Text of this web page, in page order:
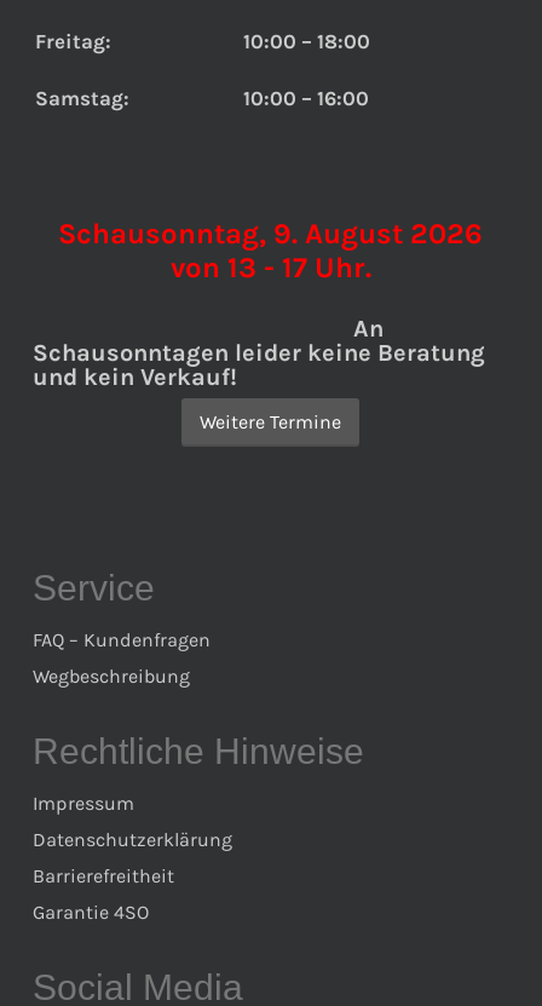
Freitag: 10:00 – 18:00
Samstag: 10:00 – 16:00
Schausonntag, 9. August 2026
von 13 - 17 Uhr.
An
Schausonntagen leider keine Beratung
und kein Verkauf!
Weitere Termine
Service
FAQ – Kundenfragen
Wegbeschreibung
Rechtliche Hinweise
Impressum
Datenschutzerklärung
Barrierefreitheit
Garantie 4SO
Social Media